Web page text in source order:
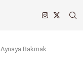
Bakmak